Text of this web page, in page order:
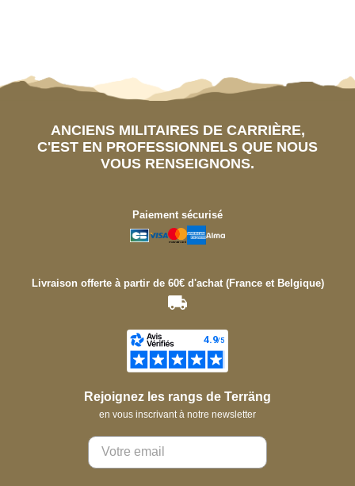
ANCIENS MILITAIRES DE CARRIÈRE,
C'EST EN PROFESSIONNELS QUE NOUS
VOUS RENSEIGNONS.
Paiement sécurisé
Livraison offerte à partir de 60€ d'achat (France et Belgique)
Rejoignez les rangs de Terräng
en vous inscrivant à notre newsletter